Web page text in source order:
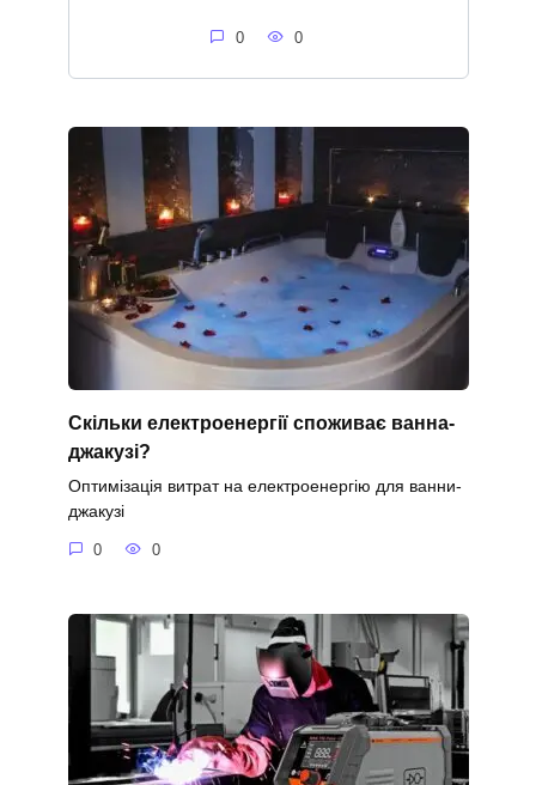
0 0
Скільки електроенергії споживає ванна-
джакузі?
Оптимізація витрат на електроенергію для ванни-
джакузі
0 0